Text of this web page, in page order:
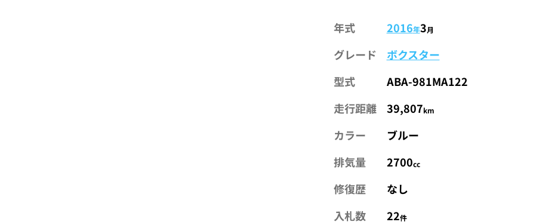
年式 2016年3月
グレード
ボクスター
型式
ABA-981MA122
走行距離
39,807km
カラー
ブルー
排気量
2700cc
修復歴
なし
入札数
22件